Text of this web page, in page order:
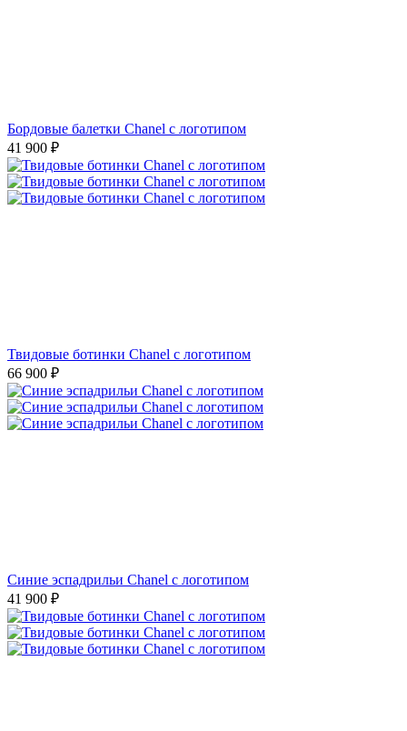
Бордовые балетки Chanel с логотипом
41 900 ₽
Твидовые ботинки Chanel с логотипом
66 900 ₽
Cиние эспадрильи Chanel с логотипом
41 900 ₽